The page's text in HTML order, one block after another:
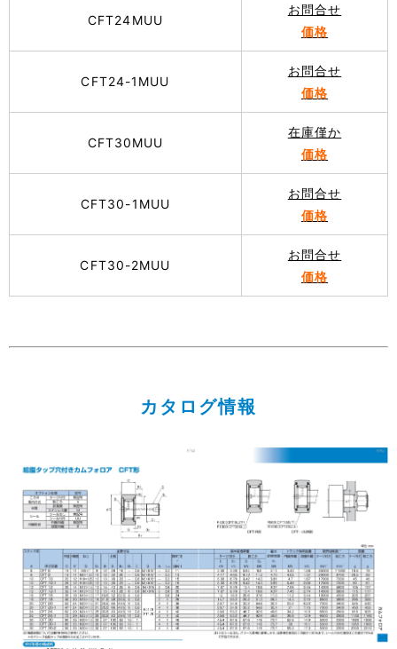
CFT24MUU
お問合せ
価格
CFT24-1MUU
お問合せ
価格
CFT30MUU
在庫僅か
価格
CFT30-1MUU
お問合せ
価格
CFT30-2MUU
お問合せ
価格
カタログ情報